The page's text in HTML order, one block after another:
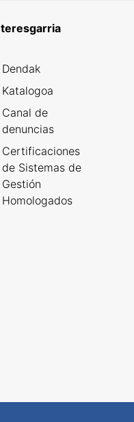
Dendak
Katalogoa
Canal de
denuncias
Certificaciones
de Sistemas de
Gestión
Homologados